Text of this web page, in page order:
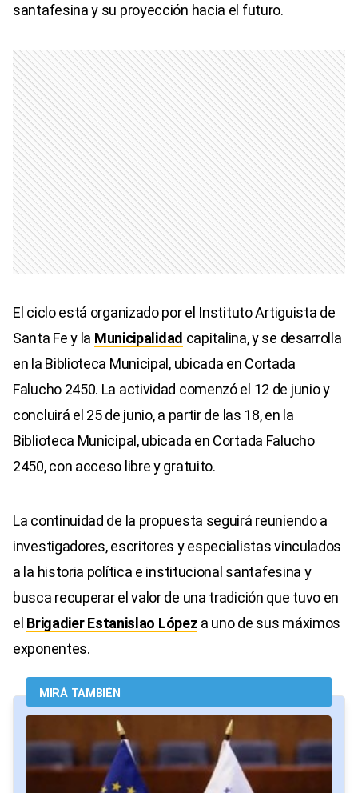
santafesina y su proyección hacia el futuro.
El ciclo está organizado por el Instituto Artiguista de
Santa Fe y la Municipalidad capitalina, y se desarrolla
en la Biblioteca Municipal, ubicada en Cortada
Falucho 2450. La actividad comenzó el 12 de junio y
concluirá el 25 de junio, a partir de las 18, en la
Biblioteca Municipal, ubicada en Cortada Falucho
2450, con acceso libre y gratuito.
La continuidad de la propuesta seguirá reuniendo a
investigadores, escritores y especialistas vinculados
a la historia política e institucional santafesina y
busca recuperar el valor de una tradición que tuvo en
el Brigadier Estanislao López a uno de sus máximos
exponentes.
MIRÁ TAMBIÉN